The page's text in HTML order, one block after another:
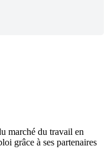
marché du travail en
grâce à ses partenaires